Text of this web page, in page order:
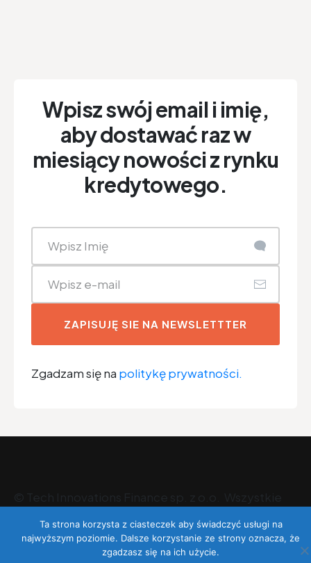
Wpisz swój email i imię,
aby dostawać raz w
miesiący nowości z rynku
kredytowego.
ZAPISUJĘ SIE NA NEWSLETTTER
Zgadzam się na politykę prywatności.
Ta strona korzysta z ciasteczek aby świadczyć usługi na
najwyższym poziomie. Dalsze korzystanie ze strony oznacza, że
zgadzasz się na ich użycie.